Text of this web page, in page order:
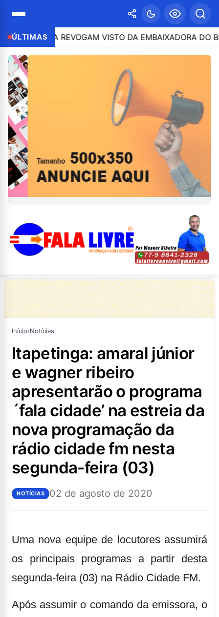
ÚLTIMAS
EUA REVOGAM VISTO DA EMBAIXADORA DO BRASIL
Início›Notícias
itapetinga: amaral júnior
e wagner ribeiro
apresentarão o programa
´fala cidade’ na estreia da
nova programação da
rádio cidade fm nesta
segunda-feira (03)
NOTÍCIAS 02 de agosto de 2020
Uma nova equipe de locutores assumirá
os principais programas a partir desta
segunda-feira (03) na Rádio Cidade FM.
Após assumir o comando da emissora, o